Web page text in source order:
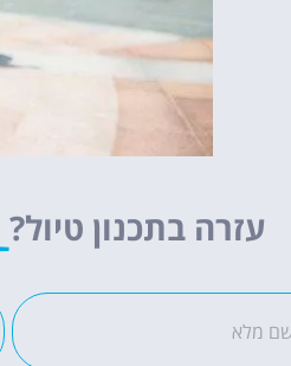
עזרה בתכנון טיול?